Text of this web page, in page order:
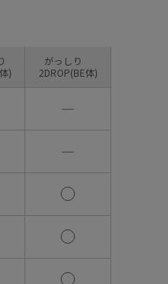
)
がっしり
2DROP(BE体)
―
―